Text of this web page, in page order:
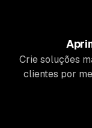
Crie soluções
clientes por